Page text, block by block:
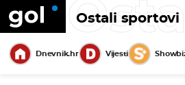
Ostali sportovi
Dnevnik.hr Vijesti